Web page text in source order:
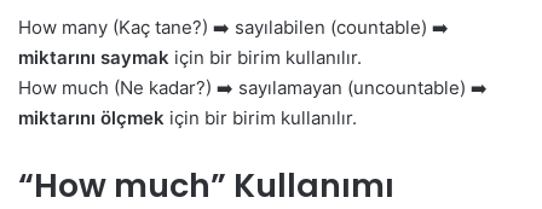
How many (Kaç tane?) ➡️ sayılabilen (countable) ➡️
miktarını saymak için bir birim kullanılır.
How much (Ne kadar?) ➡️ sayılamayan (uncountable) ➡️
miktarını ölçmek için bir birim kullanılır.
“How much” Kullanımı